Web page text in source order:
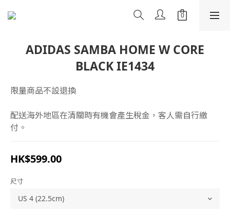
ADIDAS SAMBA HOME W CORE
BLACK IE1434
限量商品不設退換
配送海外地區在清關時有機會產生稅金，客人需自行繳
付。
HK$599.00
尺寸